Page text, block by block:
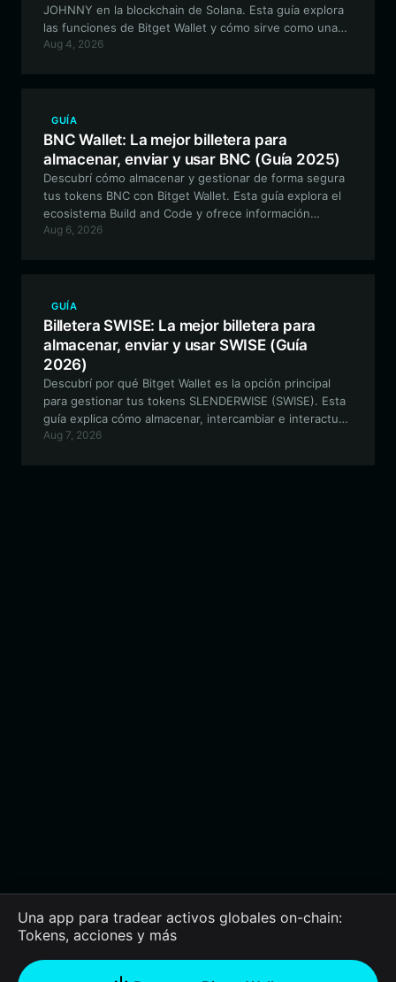
JOHNNY en la blockchain de Solana. Esta guía explora
las funciones de Bitget Wallet y cómo sirve como una
herramienta óptima para navegar por el mundo viral del
Aug 4, 2026
GUÍA
BNC Wallet: La mejor billetera para
almacenar, enviar y usar BNC (Guía 2025)
Descubrí cómo almacenar y gestionar de forma segura
tus tokens BNC con Bitget Wallet. Esta guía explora el
ecosistema Build and Code y ofrece información
experta sobre las mejores funciones de billetera para
Aug 6, 2026
GUÍA
Billetera SWISE: La mejor billetera para
almacenar, enviar y usar SWISE (Guía
2026)
Descubrí por qué Bitget Wallet es la opción principal
para gestionar tus tokens SLENDERWISE (SWISE). Esta
guía explica cómo almacenar, intercambiar e interactuar
con este exclusivo experimento de memes con
Aug 7, 2026
Una app para tradear activos globales on-chain:
Tokens, acciones y más